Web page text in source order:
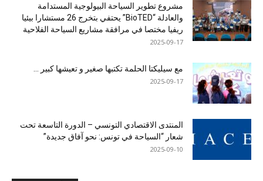
مشروع تطوير السياحة البيولوجية المستدامة
والعادلة “BioTED” يحتفي بتخرج 26 مستشارا بيئيا
ريفيا مختصا في مرافقة مشاريع السياحة الفلاحية
2025-09-17
مع سيليكتا الحلمة تكتبها صغير و تعيشها كبير …
2025-09-17
المنتدى الاقتصادي التونسي – الدورة التاسعة تحت
شعار “السياحة في تونس: نحو آفاق جديدة”
2025-09-10